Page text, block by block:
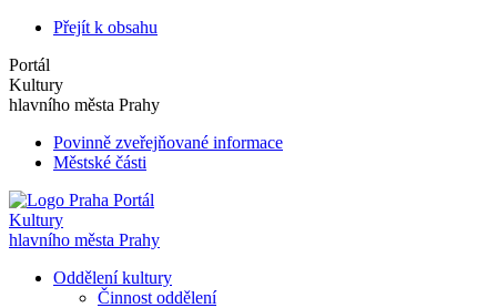
Přejít k obsahu
Portál
Kultury
hlavního města Prahy
Povinně zveřejňované informace
Městské části
Portál
Kultury
hlavního města Prahy
Oddělení kultury
Činnost oddělení